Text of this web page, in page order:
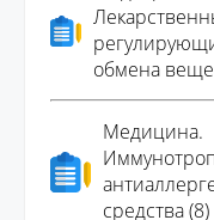
обмена
Медицина.
средства (8)